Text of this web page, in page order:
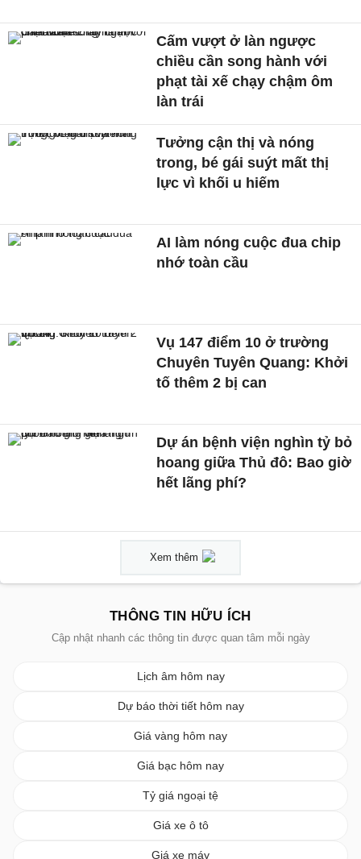
Cấm vượt ở làn ngược
chiều cần song hành với
phạt tài xế chạy chậm ôm
làn trái
Tưởng cận thị và nóng
trong, bé gái suýt mất thị
lực vì khối u hiếm
AI làm nóng cuộc đua chip
nhớ toàn cầu
Vụ 147 điểm 10 ở trường
Chuyên Tuyên Quang: Khởi
tố thêm 2 bị can
Dự án bệnh viện nghìn tỷ bỏ
hoang giữa Thủ đô: Bao giờ
hết lãng phí?
Xem thêm
THÔNG TIN HỮU ÍCH
Cập nhật nhanh các thông tin được quan tâm mỗi ngày
Lịch âm hôm nay
Dự báo thời tiết hôm nay
Giá vàng hôm nay
Giá bạc hôm nay
Tỷ giá ngoại tệ
Giá xe ô tô
Giá xe máy